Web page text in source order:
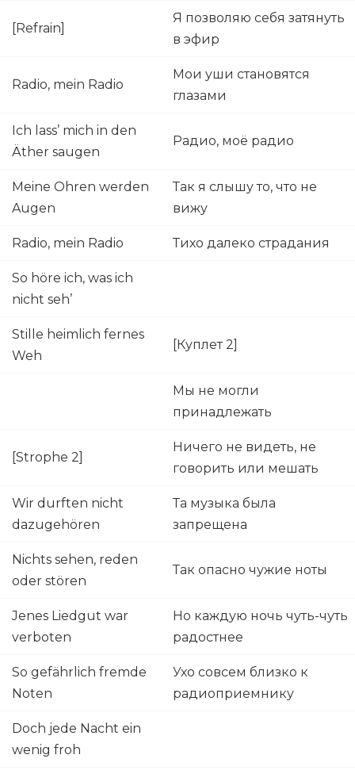
[Refrain]
Я позволяю себя затянуть
в эфир
Radio, mein Radio
Мои уши становятся
глазами
Ich lass’ mich in den
Äther saugen
Радио, моё радио
Meine Ohren werden
Augen
Так я слышу то, что не
вижу
Radio, mein Radio Тихо далеко страдания
So höre ich, was ich
nicht seh’
Stille heimlich fernes
Weh
[Куплет 2]
Мы не могли
принадлежать
[Strophe 2]
Ничего не видеть, не
говорить или мешать
Wir durften nicht
dazugehören
Та музыка была
запрещена
Nichts sehen, reden
oder stören
Так опасно чужие ноты
Jenes Liedgut war
verboten
Но каждую ночь чуть-чуть
радостнее
So gefährlich fremde
Noten
Ухо совсем близко к
радиоприемнику
Doch jede Nacht ein
wenig froh